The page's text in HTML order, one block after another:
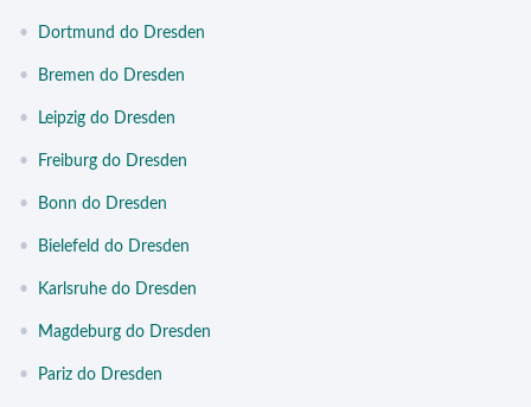
• Dortmund do Dresden
• Bremen do Dresden
• Leipzig do Dresden
• Freiburg do Dresden
• Bonn do Dresden
• Bielefeld do Dresden
• Karlsruhe do Dresden
• Magdeburg do Dresden
• Pariz do Dresden